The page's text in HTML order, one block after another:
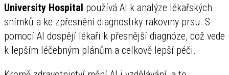
University Hospital používá AI k analýze lékařských
snímků a ke zpřesnění diagnostiky rakoviny prsu. S
pomocí AI dospějí lékaři k přesnější diagnóze, což vede
k lepším léčebným plánům a celkově lepší péči.